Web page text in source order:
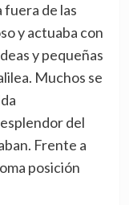
de las
y actuaba con
y pequeñas
Muchos se
del
Frente a
posición